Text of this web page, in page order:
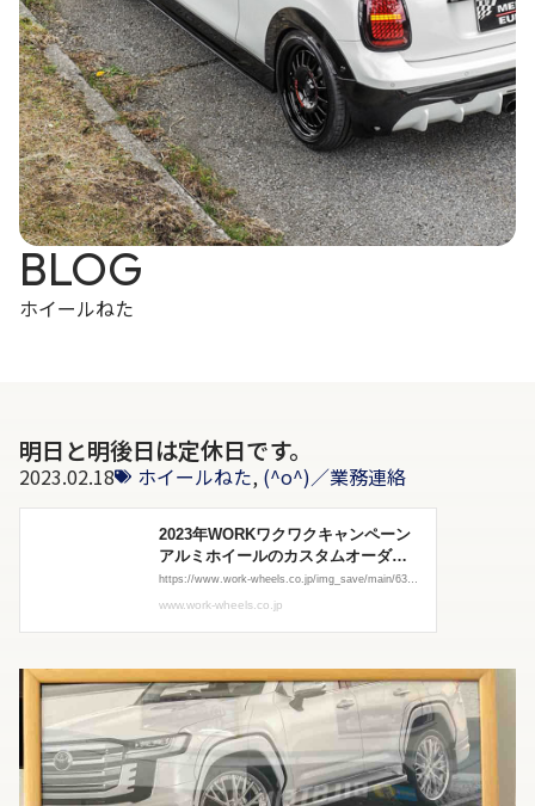
BLOG
ホイールねた
明日と明後日は定休日です。
2023.02.18 ホイールねた, (^o^)／業務連絡